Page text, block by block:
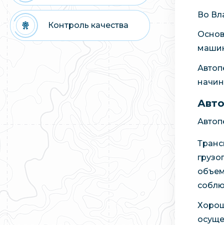
Контроль качества
Во